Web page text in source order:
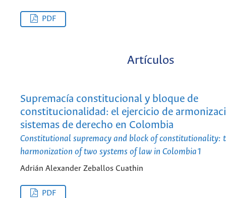
PDF
Artículos
Supremacía constitucional y bloque de
constitucionalidad: el ejercicio de
sistemas de derecho en Colombia
Constitutional supremacy and block of constitutionality:
harmonization of two systems of law in Colombia1
Adrián Alexander Zeballos Cuathin
PDF